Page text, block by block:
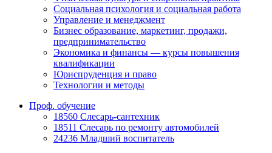
Социальная психология и социальная работа
Управление и менеджмент
Бизнес образование, маркетинг, продажи,
предпринимательство
Экономика и финансы — курсы повышения
квалификации
Юриспруденция и право
Технологии и методы
Проф. обучение
18560 Слесарь-сантехник
18511 Слесарь по ремонту автомобилей
24236 Младший воспитатель